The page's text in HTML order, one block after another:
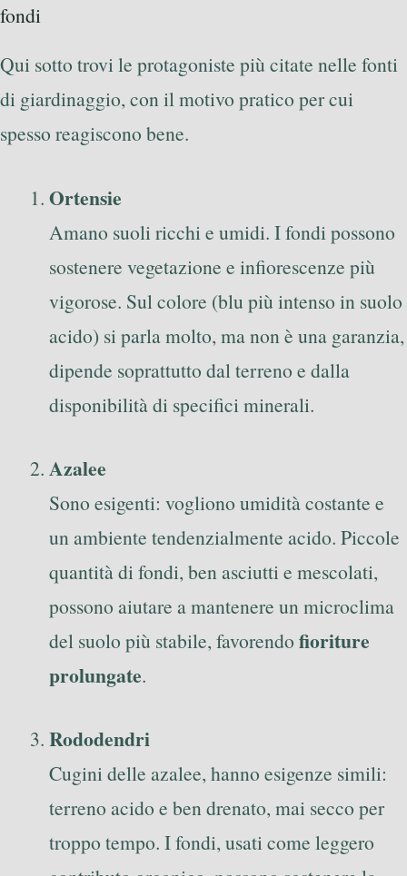
fondi
Qui sotto trovi le protagoniste più citate nelle fonti
di giardinaggio, con il motivo pratico per cui
spesso reagiscono bene.
Ortensie
Amano suoli ricchi e umidi. I fondi possono
sostenere vegetazione e infiorescenze più
vigorose. Sul colore (blu più intenso in suolo
acido) si parla molto, ma non è una garanzia,
dipende soprattutto dal terreno e dalla
disponibilità di specifici minerali.
Azalee
Sono esigenti: vogliono umidità costante e
un ambiente tendenzialmente acido. Piccole
quantità di fondi, ben asciutti e mescolati,
possono aiutare a mantenere un microclima
del suolo più stabile, favorendo fioriture
prolungate.
Rododendri
Cugini delle azalee, hanno esigenze simili:
terreno acido e ben drenato, mai secco per
troppo tempo. I fondi, usati come leggero